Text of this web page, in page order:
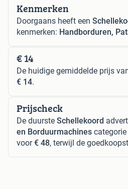
Kenmerken
Doorgaans heeft een
kenmerken: Handborduren,
€ 14
De huidige gemiddelde prijs
€ 14.
Prijscheck
De duurste Schellekoord
en Borduurmachines
voor€ 48, terwijl de